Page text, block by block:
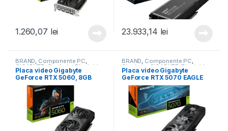
1.260,07 lei 23.933,14 lei
BRAND, Componente PC,
GIGABYTE Gigabyte Placi video
(GPU),Placi video/GPU
Placa video Gigabyte
GeForce RTX 5060, 8GB
GDDR7, PCI Express 5.0,
128-bit (GV-N5060WF2MAX
OC-8GD)
BRAND, Componente PC,
Gigabyte ,GIGABYTE Placi video
(GPU),Placi video/GPU
Placa video Gigabyte
GeForce RTX 5070 EAGLE
OC SFF, 12GB GDDR7, PCI
Express 5.0, 192bit (GV-
N5070EAGLE OC-12GD)